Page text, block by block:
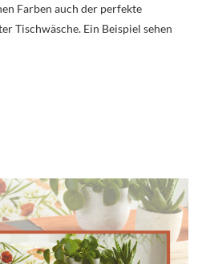
Farben auch der perfekte
Tischwäsche. Ein Beispiel sehen